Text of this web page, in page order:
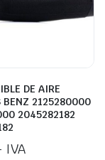
DE AIRE
BENZ 2125280000
2045282182
IVA